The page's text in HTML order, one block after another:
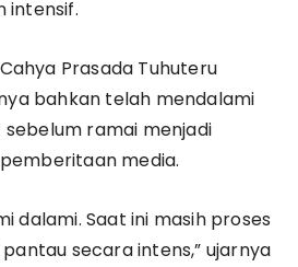
intensif.
Prasada Tuhuteru
bahkan telah mendalami
ramai menjadi
media.
dalami. Saat ini masih proses
secara intens,” ujarnya